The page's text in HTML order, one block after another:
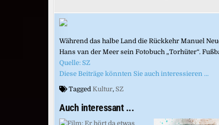
Während das halbe Land die Rückkehr Manuel
Hans van der Meer sein Fotobuch „Torhüter“.
Quelle: SZ
Diese Beiträge könnten Sie auch interessieren …
Tagged Kultur, SZ
Auch interessant ...